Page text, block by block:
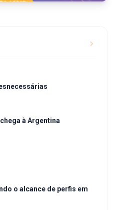
à Argentina
o alcance de perfis em